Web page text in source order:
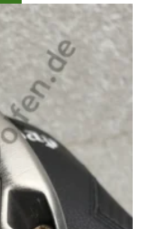
€
ist:
180,00 €.